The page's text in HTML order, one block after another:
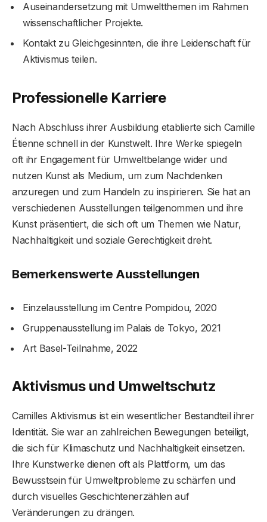
Auseinandersetzung mit Umweltthemen im Rahmen
wissenschaftlicher Projekte.
Kontakt zu Gleichgesinnten, die ihre Leidenschaft für
Aktivismus teilen.
Professionelle Karriere
Nach Abschluss ihrer Ausbildung etablierte sich Camille
Étienne schnell in der Kunstwelt. Ihre Werke spiegeln
oft ihr Engagement für Umweltbelange wider und
nutzen Kunst als Medium, um zum Nachdenken
anzuregen und zum Handeln zu inspirieren. Sie hat an
verschiedenen Ausstellungen teilgenommen und ihre
Kunst präsentiert, die sich oft um Themen wie Natur,
Nachhaltigkeit und soziale Gerechtigkeit dreht.
Bemerkenswerte Ausstellungen
Einzelausstellung im Centre Pompidou, 2020
Gruppenausstellung im Palais de Tokyo, 2021
Art Basel-Teilnahme, 2022
Aktivismus und Umweltschutz
Camilles Aktivismus ist ein wesentlicher Bestandteil ihrer
Identität. Sie war an zahlreichen Bewegungen beteiligt,
die sich für Klimaschutz und Nachhaltigkeit einsetzen.
Ihre Kunstwerke dienen oft als Plattform, um das
Bewusstsein für Umweltprobleme zu schärfen und
durch visuelles Geschichtenerzählen auf
Veränderungen zu drängen.